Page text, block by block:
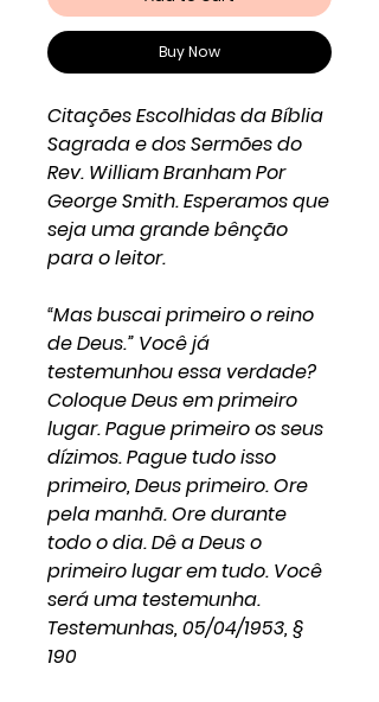
Buy Now
Citações Escolhidas da Bíblia
Sagrada e dos Sermões do
Rev. William Branham Por
George Smith. Esperamos que
seja uma grande bênção
para o leitor.
“Mas buscai primeiro o reino
de Deus.” Você já
testemunhou essa verdade?
Coloque Deus em primeiro
lugar. Pague primeiro os seus
dízimos. Pague tudo isso
primeiro, Deus primeiro. Ore
pela manhã. Ore durante
todo o dia. Dê a Deus o
primeiro lugar em tudo. Você
será uma testemunha.
Testemunhas, 05/04/1953, §
190